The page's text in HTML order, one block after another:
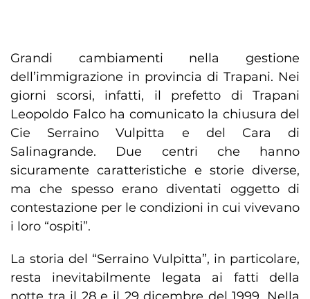
Grandi cambiamenti nella gestione
dell’immigrazione in provincia di Trapani. Nei
giorni scorsi, infatti, il prefetto di Trapani
Leopoldo Falco ha comunicato la chiusura del
Cie Serraino Vulpitta e del Cara di
Salinagrande. Due centri che hanno
sicuramente caratteristiche e storie diverse,
ma che spesso erano diventati oggetto di
contestazione per le condizioni in cui vivevano
i loro “ospiti”.
La storia del “Serraino Vulpitta”, in particolare,
resta inevitabilmente legata ai fatti della